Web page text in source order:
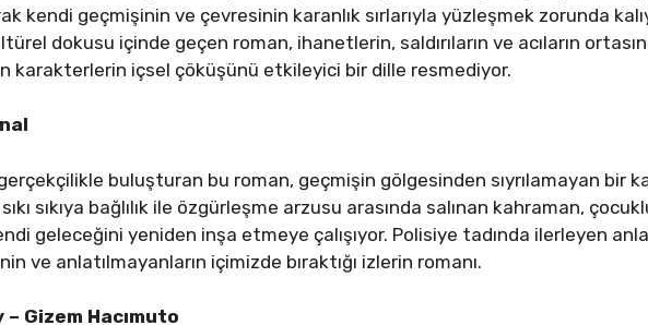
kendi geçmişinin ve çevresinin karanlık sırlarıyla yüzleşmek zorunda
dokusu içinde geçen roman, ihanetlerin, saldırıların ve acıların
karakterlerin içsel çöküşünü etkileyici bir dille resmediyor.
buluşturan bu roman, geçmişin gölgesinden sıyrılamayan bir
sıkıya bağlılık ile özgürleşme arzusu arasında salınan kahraman,
geleceğini yeniden inşa etmeye çalışıyor. Polisiye tadında ilerleyen
ve anlatılmayanların içimizde bıraktığı izlerin romanı.
Gizem Hacımuto